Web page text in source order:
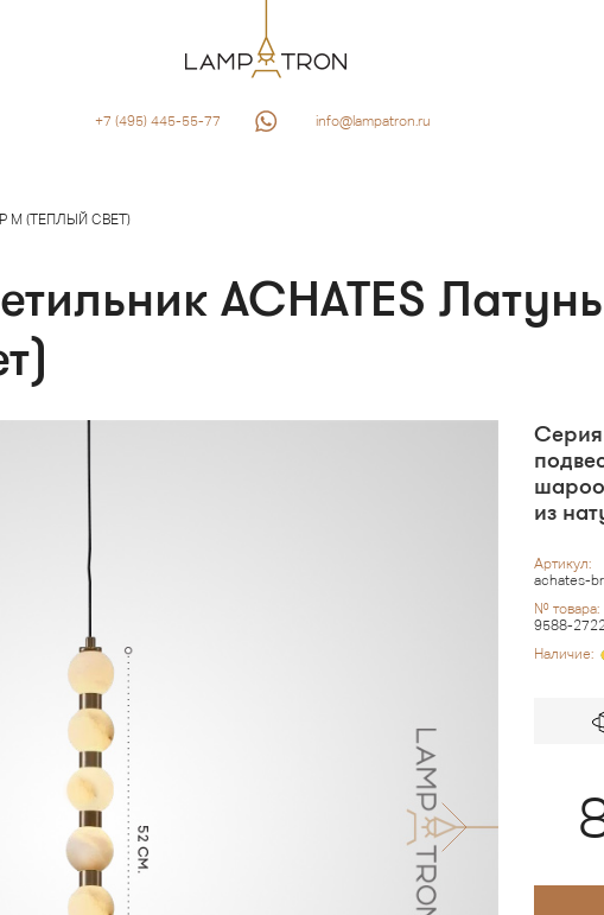
+7 (495) 445-55-77 info@lampatron.ru
M (ТЕПЛЫЙ СВЕТ)
ACHATES
Серия
из
Артикул:
achates-
№ товара:
9588-
Наличие: